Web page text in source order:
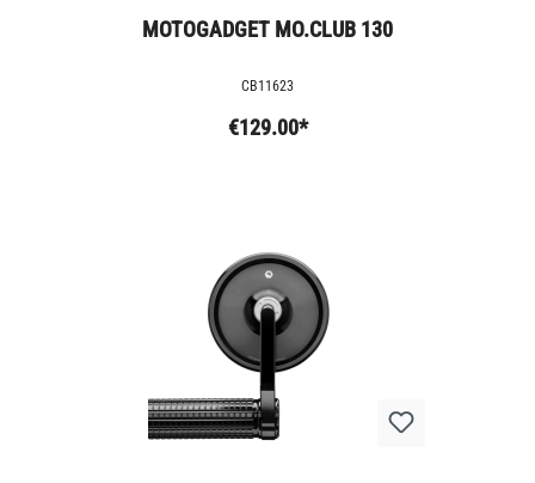
MOTOGADGET MO.CLUB 130
CB11623
€129.00*